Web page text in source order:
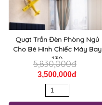
Quạt Trần Đèn Phòng Ngủ
Cho Bé Hình Chiếc Máy Bay
130
5,830,000đ
3,500,000đ